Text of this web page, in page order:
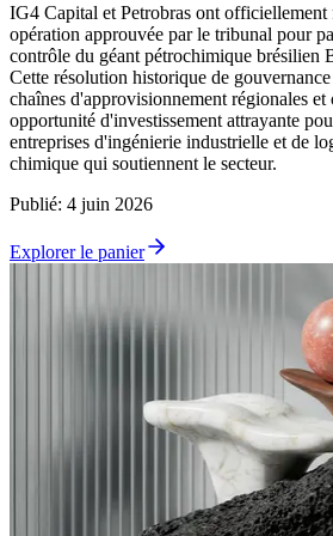
IG4 Capital et Petrobras ont officiellement
opération approuvée par le tribunal pour
contrôle du géant pétrochimique brésilien
Cette résolution historique de
chaînes d'approvisionnement régionales et
opportunité d'investissement attrayante
entreprises d'ingénierie industrielle et de
chimique qui soutiennent le secteur.
Publié: 4 juin 2026
Explorer le panier